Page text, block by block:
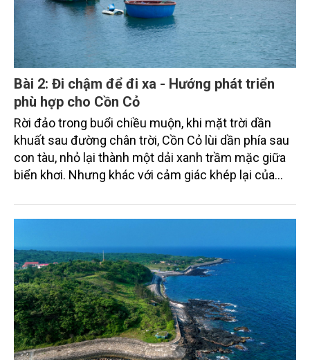
Bài 2: Đi chậm để đi xa - Hướng phát triển
phù hợp cho Cồn Cỏ
Rời đảo trong buổi chiều muộn, khi mặt trời dần
khuất sau đường chân trời, Cồn Cỏ lùi dần phía sau
con tàu, nhỏ lại thành một dải xanh trầm mặc giữa
biển khơi. Nhưng khác với cảm giác khép lại của
như chỉ vừa bắt đầu. Nếu ở những lát cắt trước, Cồn
bài toán lớn hơn đang dần hiện rõ: làm thế nào để
phát triển mà không đánh mất những giá trị vốn làm
nên bản sắc của hòn đảo này.